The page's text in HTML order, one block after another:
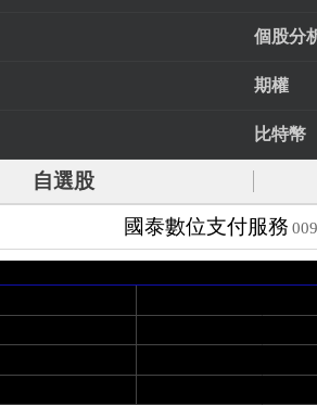
個股分
期權
比特幣
自選股
國泰數位支付服務